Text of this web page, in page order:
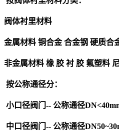
阀体衬里材料
金属材料 铜合金 合金钢 硬质合
非金属材料 橡 胶 衬 胶 氟塑料
按公称通径分：
小口径阀门 -- 公称通径
中口径阀门 -- 公称通径